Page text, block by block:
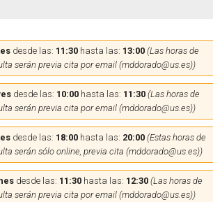
desde las: 11:30hasta las: 13:00 (Las horas de
serán previa cita por email (mddorado@us.es))
desde las: 10:00hasta las: 11:30 (Las horas de
serán previa cita por email (mddorado@us.es))
desde las: 18:00hasta las: 20:00 (Estas horas de
serán sólo online, previa cita (mddorado@us.es))
desde las: 11:30hasta las: 12:30 (Las horas de
serán previa cita por email (mddorado@us.es))